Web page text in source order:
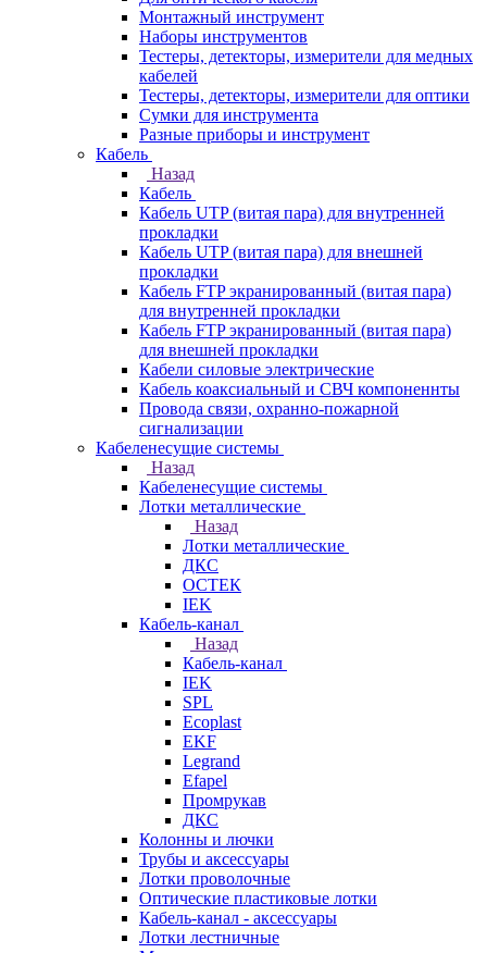
Монтажный инструмент
Наборы инструментов
Тестеры, детекторы, измерители для медных
кабелей
Тестеры, детекторы, измерители для оптики
Сумки для инструмента
Разные приборы и инструмент
Кабель
Назад
Кабель
Кабель UTP (витая пара) для внутренней
прокладки
Кабель UTP (витая пара) для внешней
прокладки
Кабель FTP экранированный (витая пара)
для внутренней прокладки
Кабель FTP экранированный (витая пара)
для внешней прокладки
Кабели силовые электрические
Кабель коаксиальный и СВЧ компоненнты
Провода связи, охранно-пожарной
сигнализации
Кабеленесущие системы
Назад
Кабеленесущие системы
Лотки металлические
Назад
Лотки металлические
ДКС
ОСТЕК
IEK
Кабель-канал
Назад
Кабель-канал
IEK
SPL
Ecoplast
EKF
Legrand
Efapel
Промрукав
ДКС
Колонны и лючки
Трубы и аксессуары
Лотки проволочные
Оптические пластиковые лотки
Кабель-канал - аксессуары
Лотки лестничные